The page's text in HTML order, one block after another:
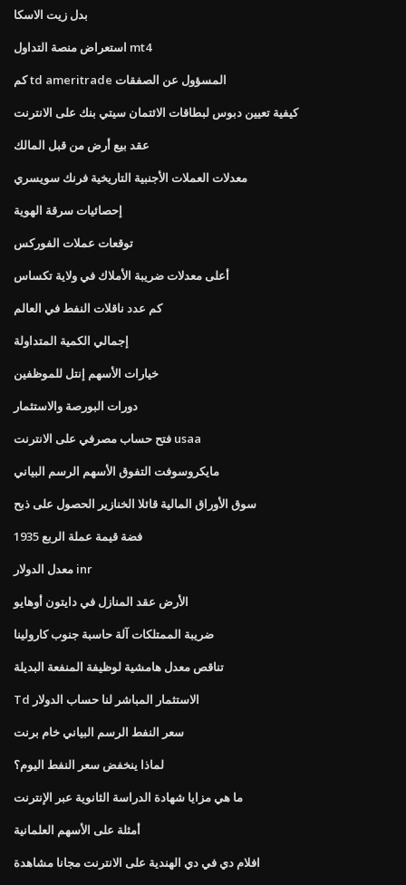
بدل زيت الاسكا
استعراض منصة التداول mt4
كم td ameritrade المسؤول عن الصفقات
كيفية تعيين دبوس لبطاقات الائتمان سيتي بنك على الانترنت
عقد بيع أرض من قبل المالك
معدلات العملات الأجنبية التاريخية فرنك سويسري
إحصائيات سرقة الهوية
توقعات عملات الفوركس
أعلى معدلات ضريبة الأملاك في ولاية تكساس
كم عدد ناقلات النفط في العالم
إجمالي الكمية المتداولة
خيارات الأسهم إنتل للموظفين
دورات البورصة والاستثمار
فتح حساب مصرفي على الانترنت usaa
مايكروسوفت التفوق الأسهم الرسم البياني
سوق الأوراق المالية قائلا الخنازير الحصول على ذبح
1935 فضة قيمة عملة الربع
معدل الدولار inr
الأرض عقد المنازل في دايتون أوهايو
ضريبة الممتلكات آلة حاسبة جنوب كارولينا
تناقص معدل هامشية لوظيفة المنفعة البديلة
Td الاستثمار المباشر لنا حساب الدولار
سعر النفط الرسم البياني خام برنت
لماذا ينخفض ​​سعر النفط اليوم؟
ما هي مزايا شهادة الدراسة الثانوية عبر الإنترنت
أمثلة على الأسهم العلمانية
افلام دي في دي الهندية على الانترنت مجانا مشاهدة